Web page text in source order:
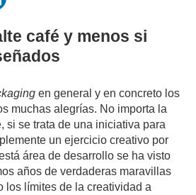
café y menos si
en general y en concreto los
muchas alegrías. No importa la
si se trata de una iniciativa para
un ejercicio creativo por
área de desarrollo se ha visto
años de verdaderas maravillas
los límites de la creatividad a